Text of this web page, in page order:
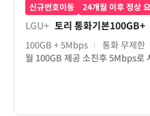
신규번호이동 24개월 이후 정상
LGU+ 토리 통화기본100GB+
100GB + 5Mbps 통화 무제한
월 100GB 제공 소진후 5Mbps로